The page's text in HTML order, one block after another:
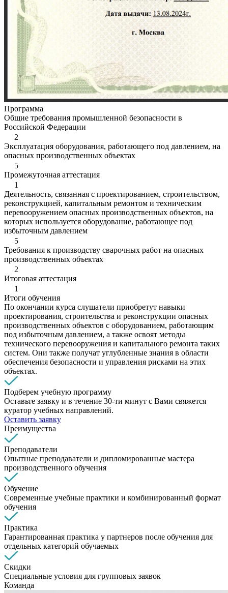
Программа
Общие требования промышленной безопасности в
Российской Федерации
2
Эксплуатация оборудования, работающего под давлением, на
опасных производственных объектах
5
Промежуточная аттестация
1
Деятельность, связанная с проектированием, строительством,
реконструкцией, капитальным ремонтом и техническим
перевооружением опасных производственных объектов, на
которых используется оборудование, работающее под
избыточным давлением
5
Требования к производству сварочных работ на опасных
производственных объектах
2
Итоговая аттестация
1
Итоги обучения
По окончании курса слушатели приобретут навыки
проектирования, строительства и реконструкции опасных
производственных объектов с оборудованием, работающим
под избыточным давлением, а также освоят методы
технического перевооружения и капитального ремонта таких
систем. Они также получат углубленные знания в области
обеспечения безопасности и управления рисками на этих
объектах.
Подберем учебную программу
Оставьте заявку и в течение 30-ти минут с Вами свяжется
куратор учебных направлений.
Оставить заявку
Преимущества
Преподаватели
Опытные преподаватели и дипломированные мастера
производственного обучения
Обучение
Современные учебные практики и комбинированный формат
обучения
Практика
Гарантированная практика у партнеров после обучения для
отдельных категорий обучаемых
Скидки
Специальные условия для групповых заявок
Команда